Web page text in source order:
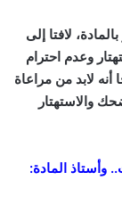
لافتا إلى
وعدم احترام
لابد من مراعاة
والاستهتار
وأستاذ المادة: